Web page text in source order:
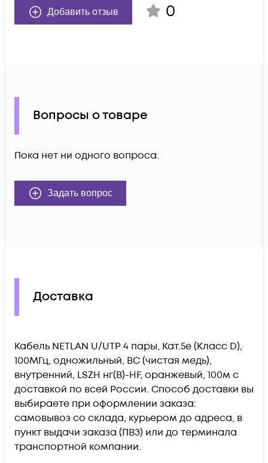
Добавить отзыв 0
Вопросы о товаре
Пока нет ни одного вопроса.
Задать вопрос
Доставка
Кабель NETLAN U/UTP 4 пары, Кат.5e (Класс D),
100МГц, одножильный, BC (чистая медь),
внутренний, LSZH нг(B)-HF, оранжевый, 100м c
доставкой по всей России. Способ доставки вы
выбираете при оформлении заказа:
самовывоз со склада, курьером до адреса, в
пункт выдачи заказа (ПВЗ) или до терминала
транспортной компании.